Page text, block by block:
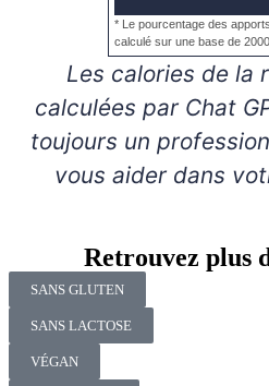
* Le pourcentage des
calculé sur une base de
Les calories de la recette ont été
calculées par Chat
toujours un
vous aider dans
Retrouvez plus
SANS GLUTEN
SANS LACTOSE
VÉGAN